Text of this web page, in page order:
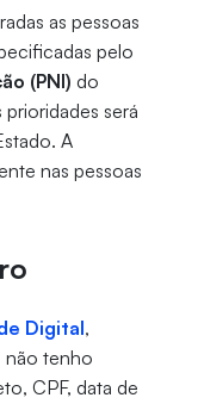
as pessoas
pelo
(PNI) do
será
A
nas pessoas
Digital,
não tenho
CPF, data de